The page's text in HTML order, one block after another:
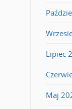
Lipiec
Maj